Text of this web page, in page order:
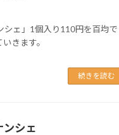
ェ」1個入り110円を百均で
きます。
続きを読む
シェ